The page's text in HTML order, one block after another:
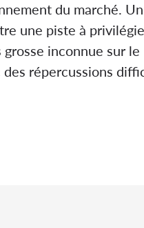
du marché.
une piste à
inconnue sur
répercussions